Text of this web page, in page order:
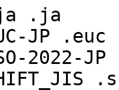
ja .ja
JP .euc
2022-